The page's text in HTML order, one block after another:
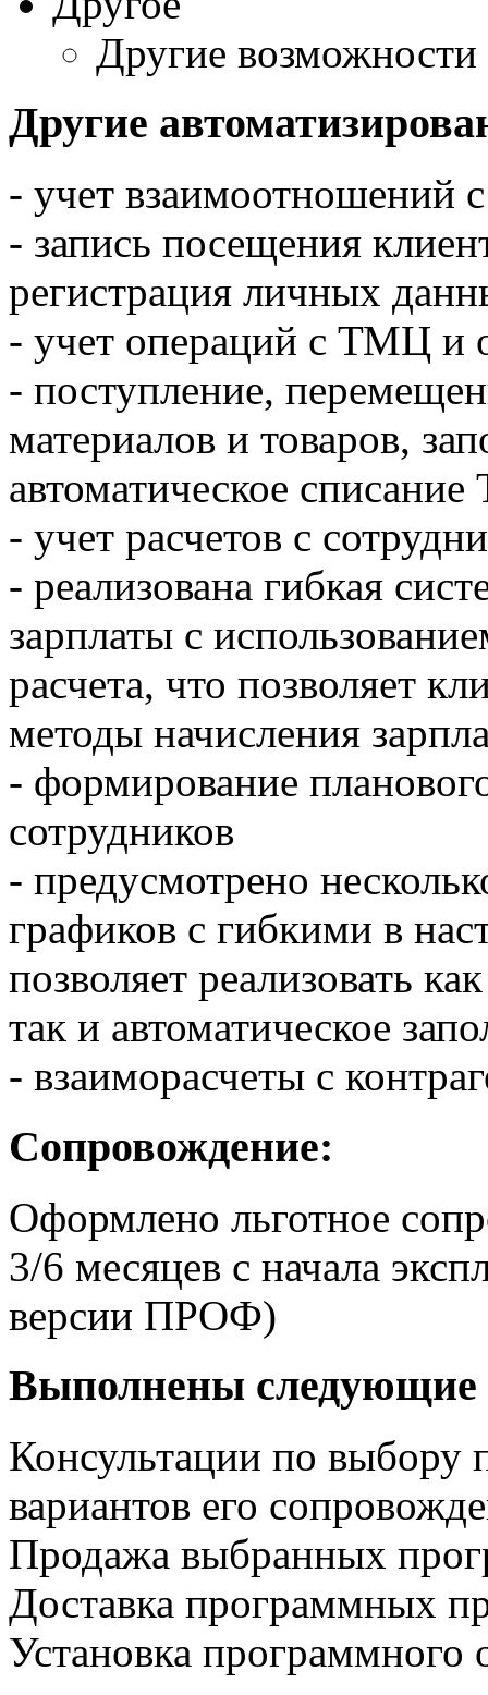
Другие возможности
Другие
- учет взаимоотношений
- запись посещения
регистрация личных
- учет операций с ТМЦ и
- поступление,
материалов и товаров,
автоматическое
- учет расчетов с
- реализована гибкая
зарплаты с
расчета, что позволяет
методы начисления
- формирование
сотрудников
- предусмотрено
графиков с гибкими в
позволяет реализовать
так и автоматическое
- взаиморасчеты с
Сопровождение:
Оформлено льготное
3/6 месяцев с начала
версии ПРОФ)
Выполнены следующие
Консультации по выбору
вариантов его
Продажа выбранных
Доставка программных
Установка